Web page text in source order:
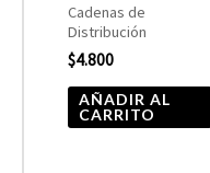
Cadenas de
Distribución
$4.800
AÑADIR AL
CARRITO